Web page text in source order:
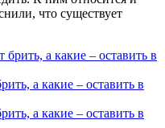
что существует
а какие – оставить в
а какие – оставить в